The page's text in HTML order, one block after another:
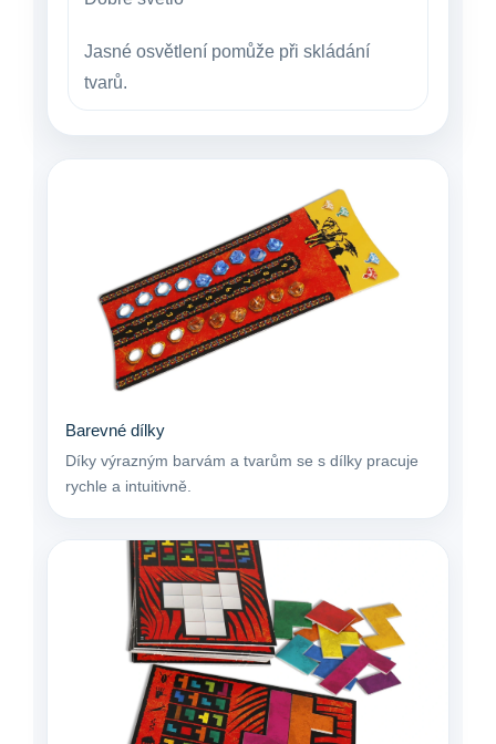
Jasné osvětlení pomůže při skládání
tvarů.
Barevné dílky
Díky výrazným barvám a tvarům se s dílky pracuje
rychle a intuitivně.